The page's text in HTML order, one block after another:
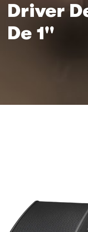
Driver
De 1''